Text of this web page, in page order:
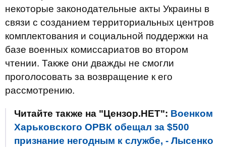
некоторые законодательные акты Украины в
связи с созданием территориальных центров
комплектования и социальной поддержки на
базе военных комиссариатов во втором
чтении. Также они дважды не смогли
проголосовать за возвращение к его
рассмотрению.
Читайте также на "Цензор.НЕТ": Военком
Харьковского ОРВК обещал за $500
признание негодным к службе, - Лысенко